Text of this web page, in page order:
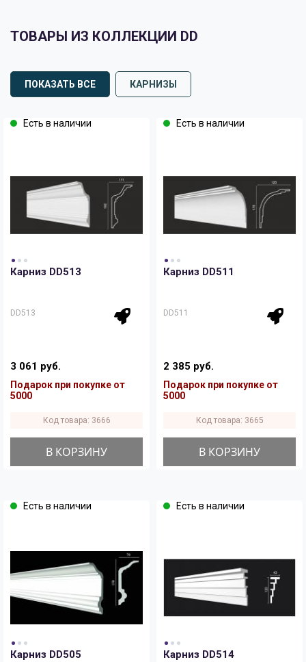
ТОВАРЫ ИЗ КОЛЛЕКЦИИ DD
ПОКАЗАТЬ ВСЕ КАРНИЗЫ
Есть в наличии
Карниз DD513
DD513
3 061 руб.
Подарок при покупке от
5000
Код товара: 3666
В КОРЗИНУ
Есть в наличии
Карниз DD511
DD511
2 385 руб.
Подарок при покупке от
5000
Код товара: 3665
В КОРЗИНУ
Есть в наличии
Карниз DD505
Есть в наличии
Карниз DD514